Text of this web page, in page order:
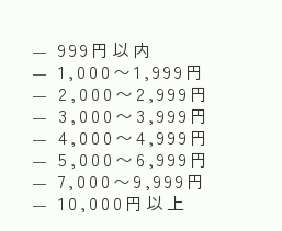
999円以内
1,000〜1,999円
2,000〜2,999円
3,000〜3,999円
4,000〜4,999円
5,000〜6,999円
7,000〜9,999円
10,000円以上